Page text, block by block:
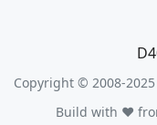
Copyright © 2008-
Build with ❤️